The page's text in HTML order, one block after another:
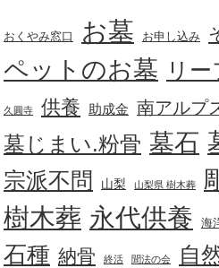
おくやみ窓口 お墓 お申し込み
ペットのお墓 リ
久圓寺 供養 助成金 南アルプ
墓じまい.粉骨 墓石
宗派不問 山梨 山梨県 樹木葬
樹木葬 永代供養 海
石種 納骨 終活 聞法の会 自